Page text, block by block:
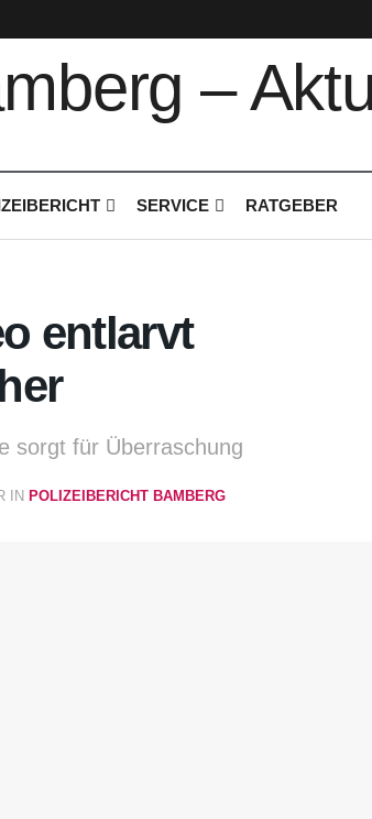
SERVICE RATGEBER
entlarvt
sorgt für Überraschung
IN POLIZEIBERICHT BAMBERG